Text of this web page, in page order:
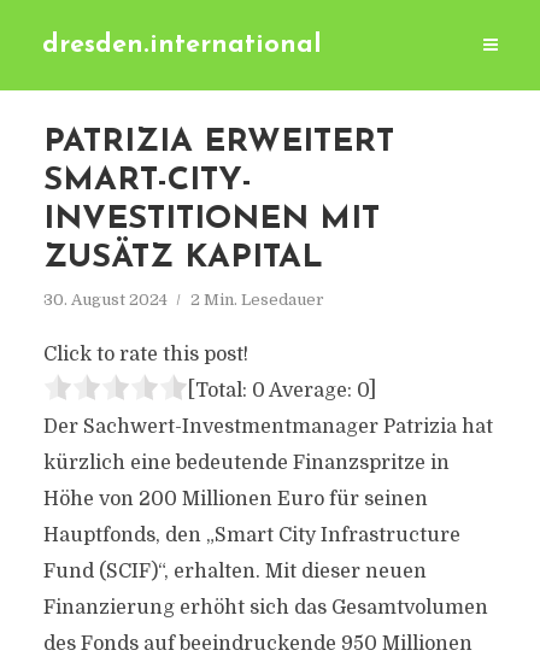
dresden.international
PATRIZIA ERWEITERT
SMART-CITY-
INVESTITIONEN MIT
ZUSÄTZ KAPITAL
30. August 2024 2 Min. Lesedauer
Click to rate this post!
[Total: 0 Average: 0]
Der Sachwert-Investmentmanager Patrizia hat
kürzlich eine bedeutende Finanzspritze in
Höhe von 200 Millionen Euro für seinen
Hauptfonds, den „Smart City Infrastructure
Fund (SCIF)“, erhalten. Mit dieser neuen
Finanzierung erhöht sich das Gesamtvolumen
des Fonds auf beeindruckende 950 Millionen